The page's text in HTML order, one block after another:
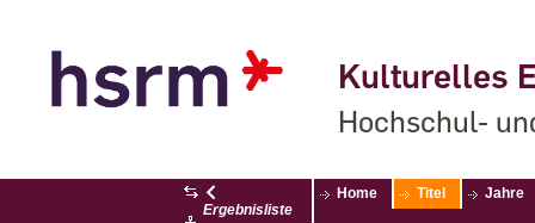
Kulturelles
Hochschul-
Ergebnisliste
Home Titel Jahre